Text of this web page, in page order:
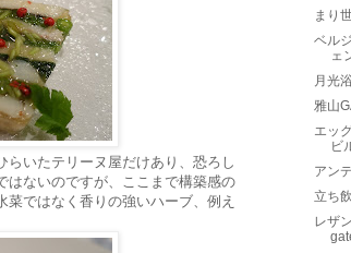
いたテリーヌ屋だけあり、恐ろし
はないのですが、ここまで構築感の
ではなく香りの強いハーブ、例え
まり
ベル
ェ
月光
雅山
エッ
ビ
アン
立ち
レザ